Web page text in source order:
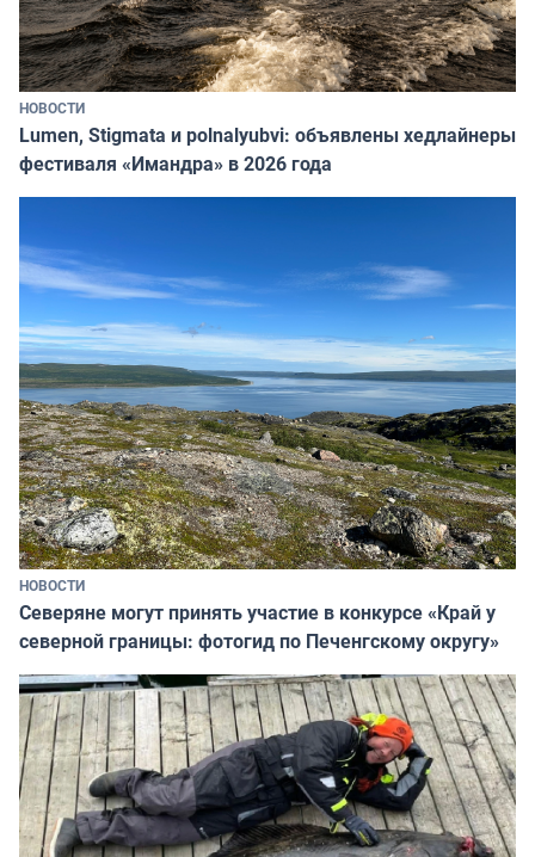
НОВОСТИ
Lumen, Stigmata и polnalyubvi: объявлены хедлайнеры
фестиваля «Имандра» в 2026 года
НОВОСТИ
Северяне могут принять участие в конкурсе «Край у
северной границы: фотогид по Печенгскому округу»